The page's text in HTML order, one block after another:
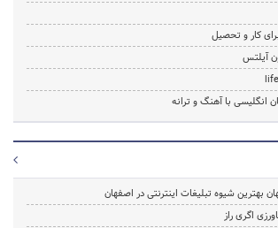
کار و تحصیل
آیلتس
انگلیسی با آهنگ و ترانه
بهترین شیوه تبلیغات اینترنتی در اصفهان
اگری راز